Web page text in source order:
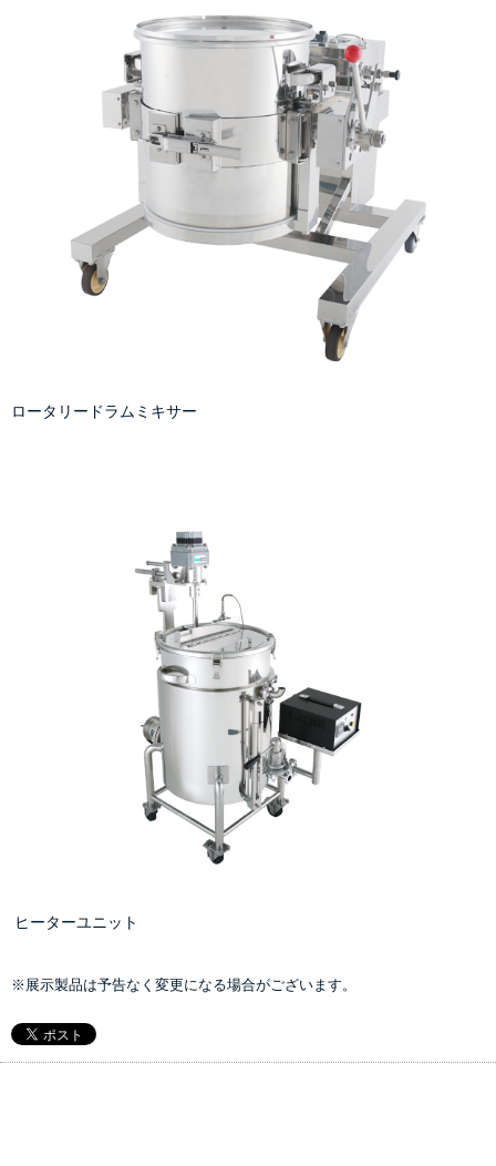
ロータリードラムミキサー
ヒーターユニット
※展示製品は予告なく変更になる場合がございます。